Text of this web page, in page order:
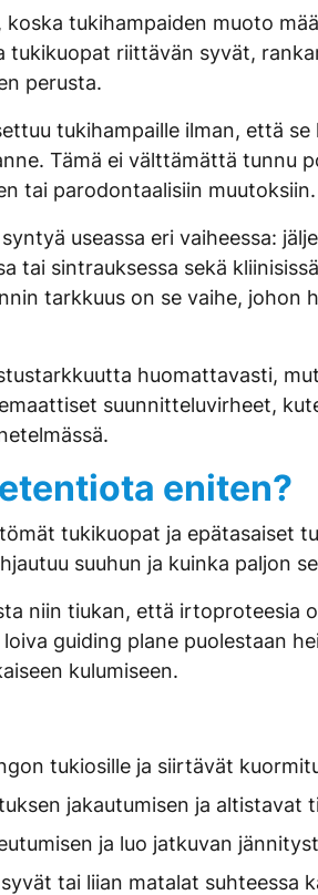
tukihampaiden muoto
riittävän syvät,
perusta.
tukihampaille ilman, että
Tämä ei välttämättä tunnu
tai parodontaalisiin muutoksiin.
useassa eri vaiheessa:
tai sintrauksessa sekä
tarkkuus on se vaihe, johon
huomattavasti,
suunnitteluvirheet,
eniten?
tukikuopat ja epätasaiset
suuhun ja kuinka paljon
niin tiukan, että irtoproteesia
guiding plane puolestaan
kulumiseen.
tukiosille ja siirtävät
jakautumisen ja
ja luo jatkuvan
tai liian matalat suhteessa